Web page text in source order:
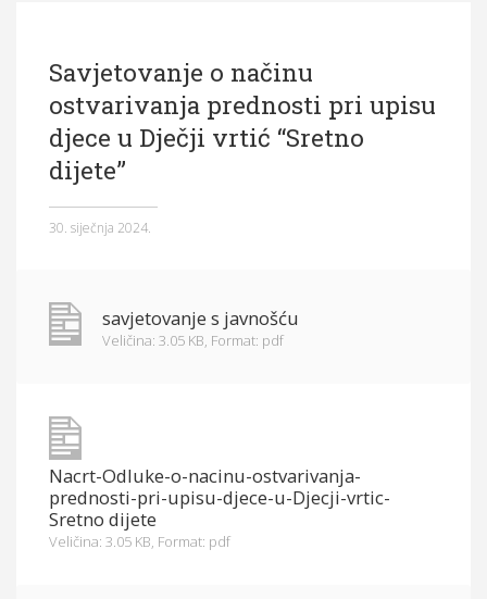
Vijesti
Obavijesti
Općina Hrvace
Pristup informacijama
Savjetovanje o načinu
ostvarivanja prednosti pri upisu
djece u Dječji vrtić “Sretno
dijete”
30. siječnja 2024.
savjetovanje s javnošću
Veličina: 3.05 KB, Format: pdf
Nacrt-Odluke-o-nacinu-ostvarivanja-
prednosti-pri-upisu-djece-u-Djecji-vrtic-
Sretno dijete
Veličina: 3.05 KB, Format: pdf